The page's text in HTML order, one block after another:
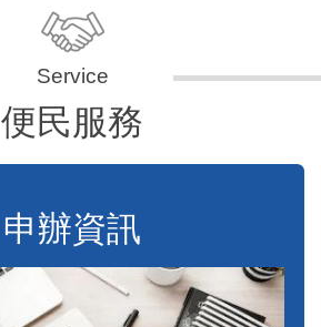
便民服務
申辦資訊